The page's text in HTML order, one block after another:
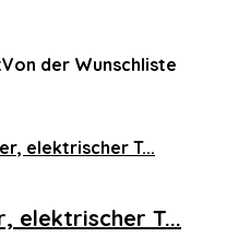
Von der Wunschliste
elektrischer T...